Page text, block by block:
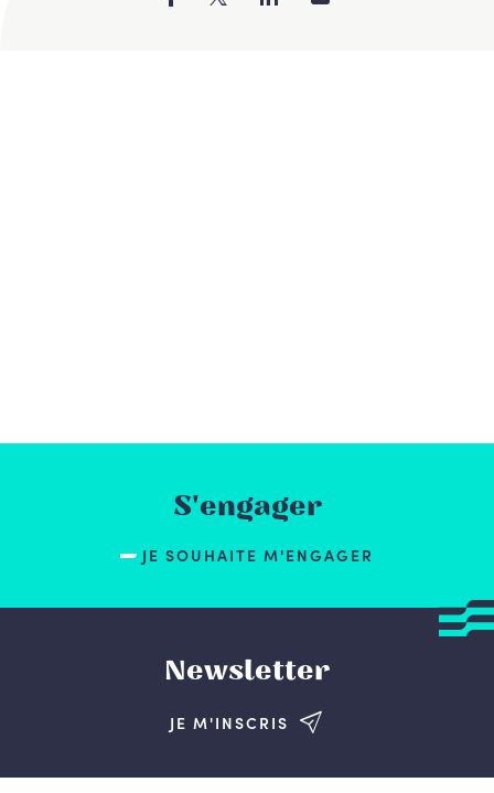
S'engager
JE SOUHAITE M'ENGAGER
Newsletter
JE M'INSCRIS